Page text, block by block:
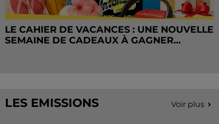
LE CAHIER DE VACANCES : UNE NOUVELLE
SEMAINE DE CADEAUX À GAGNER...
LES EMISSIONS Voir plus